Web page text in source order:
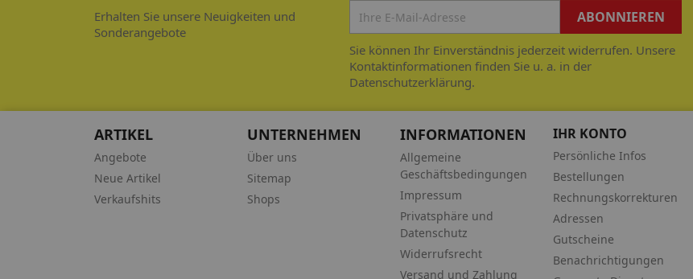
Erhalten Sie unsere Neuigkeiten und
Sonderangebote
Sie können Ihr Einverständnis jederzeit widerrufen. Unsere
Kontaktinformationen finden Sie u. a. in der
Datenschutzerklärung.
ARTIKEL
Angebote
Neue Artikel
Verkaufshits
UNTERNEHMEN
Über uns
Sitemap
Shops
INFORMATIONEN
Allgemeine
Geschäftsbedingungen
Impressum
Privatsphäre und
Datenschutz
Widerrufsrecht
Versand und Zahlung
IHR KONTO
Persönliche Infos
Bestellungen
Rechnungskorrekturen
Adressen
Gutscheine
Benachrichtigungen